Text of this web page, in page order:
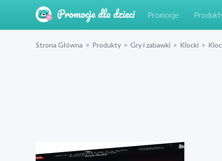
Promocje
Strona Główna > Produkty > Gry i zabawki > Klocki >